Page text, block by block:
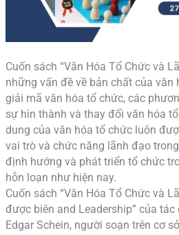
Cuốn sách “Văn Hóa Tổ Chức và
những vấn đề về bản chất của văn
giải mã văn hóa tổ chức, các
sự hìn thành và thay đổi văn hóa
dung của văn hóa tổ chức luôn
vai trò và chức năng lãnh đạo
định hướng và phát triển tổ chức
hỗn loạn như hiện nay.
Cuốn sách “Văn Hóa Tổ Chức và
được biên and Leadership” của
Edgar Schein, người soạn trên cơ